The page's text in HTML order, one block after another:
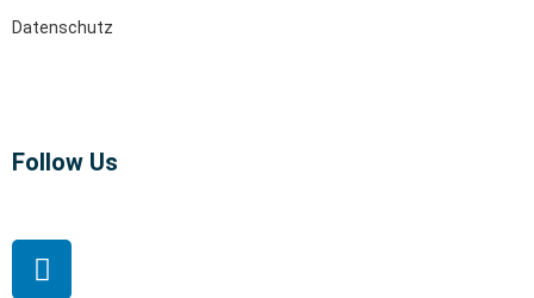
Datenschutz
Follow Us